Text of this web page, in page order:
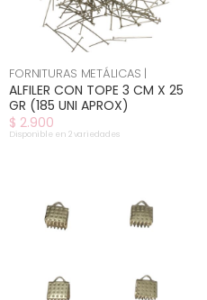
FORNITURAS METÁLICAS |
ALFILER CON TOPE 3 CM X 25
GR (185 UNI APROX)
$ 2.900
Disponible en 2 variedades